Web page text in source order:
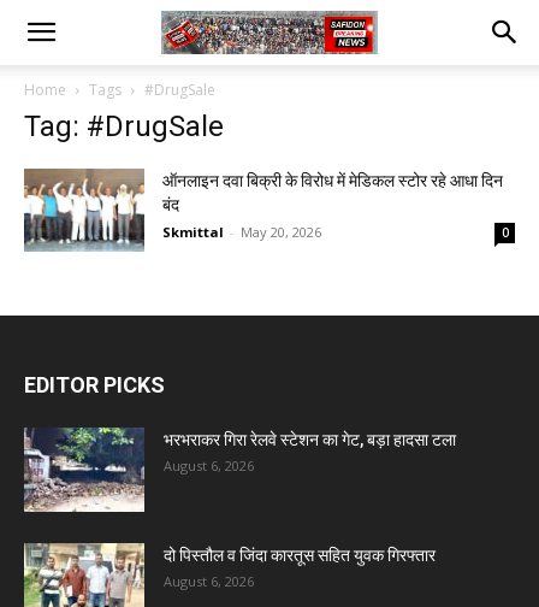
Home Tags #DrugSale
Tag: #DrugSale
ऑनलाइन दवा बिक्री के विरोध में मेडिकल स्टोर रहे आधा दिन
बंद
Skmittal - May 20, 2026 0
EDITOR PICKS
भरभराकर गिरा रेलवे स्टेशन का गेट, बड़ा हादसा टला
August 6, 2026
दो पिस्तौल व जिंदा कारतूस सहित युवक गिरफ्तार
August 6, 2026